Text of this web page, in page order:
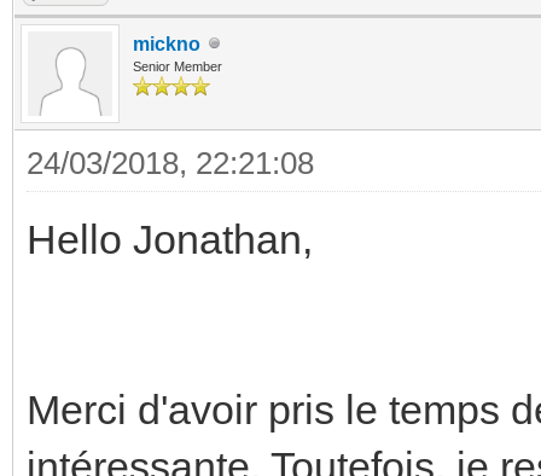
mickno
Senior Member
24/03/2018, 22:21:08
Hello Jonathan,
Merci d'avoir pris le temps
intéressante. Toutefois, je